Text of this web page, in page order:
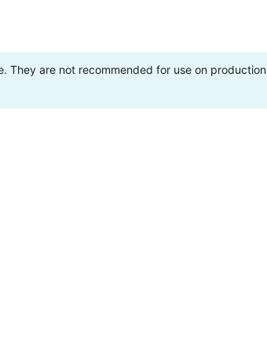
They are not recommended for use on production